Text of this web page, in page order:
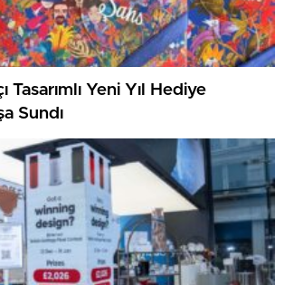
Tasarımlı Yeni Yıl Hediye
Sundı